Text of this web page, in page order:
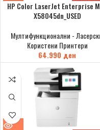
HP Color LaserJet Enterprise
X58045dn_USED
Мултифункционални -
Користени Принтери
64.990 ден